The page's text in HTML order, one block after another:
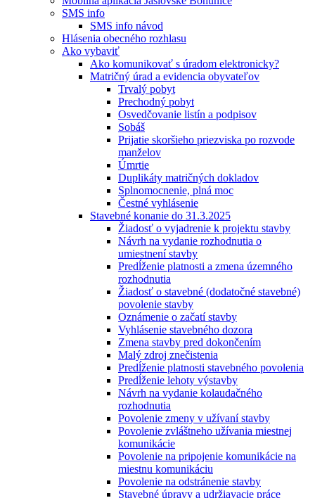
SMS info
SMS info návod
Hlásenia obecného rozhlasu
Ako vybaviť
Ako komunikovať s úradom elektronicky?
Matričný úrad a evidencia obyvateľov
Trvalý pobyt
Prechodný pobyt
Osvedčovanie listín a podpisov
Sobáš
Prijatie skoršieho priezviska po rozvode
manželov
Úmrtie
Duplikáty matričných dokladov
Splnomocnenie, plná moc
Čestné vyhlásenie
Stavebné konanie do 31.3.2025
Žiadosť o vyjadrenie k projektu stavby
Návrh na vydanie rozhodnutia o
umiestnení stavby
Predĺženie platnosti a zmena územného
rozhodnutia
Žiadosť o stavebné (dodatočné stavebné)
povolenie stavby
Oznámenie o začatí stavby
Vyhlásenie stavebného dozora
Zmena stavby pred dokončením
Malý zdroj znečistenia
Predĺženie platnosti stavebného povolenia
Predĺženie lehoty výstavby
Návrh na vydanie kolaudačného
rozhodnutia
Povolenie zmeny v užívaní stavby
Povolenie zvláštneho užívania miestnej
komunikácie
Povolenie na pripojenie komunikácie na
miestnu komunikáciu
Povolenie na odstránenie stavby
Stavebné úpravy a udržiavacie práce